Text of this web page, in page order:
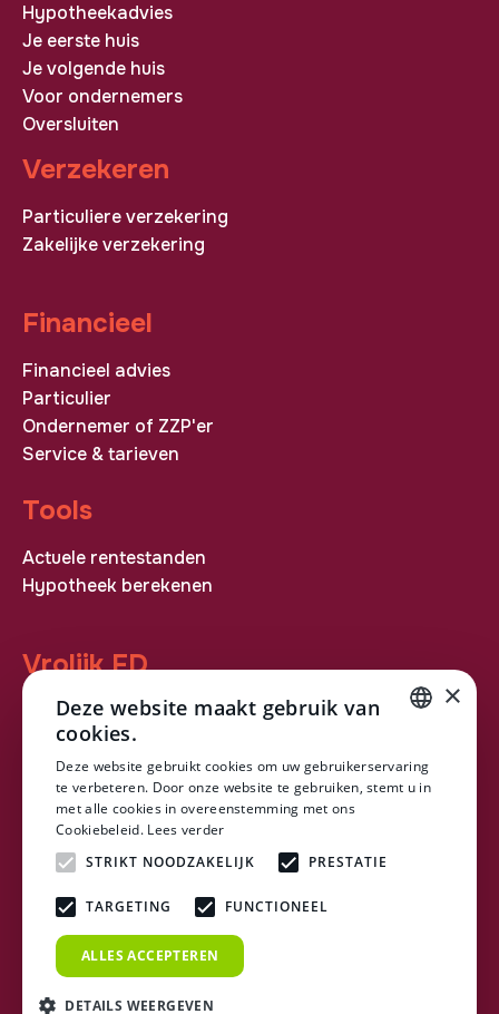
Hypotheekadvies
Je eerste huis
Je volgende huis
Voor ondernemers
Oversluiten
Verzekeren
Particuliere verzekering
Zakelijke verzekering
Financieel
Financieel advies
Particulier
Ondernemer of ZZP'er
Service & tarieven
Tools
Actuele rentestanden
Hypotheek berekenen
Vrolijk FD
ASN Bank
Over ons
Downloads
Contact
Plan een afspraak
Legal
Cookiebeleid
DUTCH
×
Deze website maakt gebruik van
cookies.
Deze website gebruikt cookies om uw gebruikerservaring
te verbeteren. Door onze website te gebruiken, stemt u in
met alle cookies in overeenstemming met ons
Cookiebeleid. Lees verder
STRIKT NOODZAKELIJK
PRESTATIE
TARGETING FUNCTIONEEL
ALLES ACCEPTEREN
DETAILS WEERGEVEN